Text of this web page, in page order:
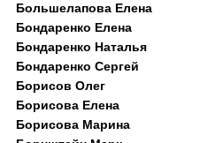
Большелапова Елена
Бондаренко Елена
Бондаренко Наталья
Бондаренко Сергей
Борисов Олег
Борисова Елена
Борисова Марина